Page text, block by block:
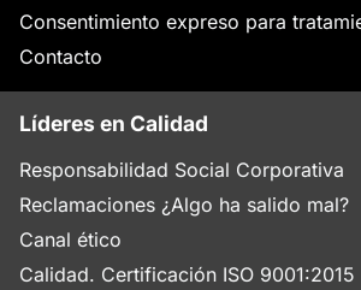
Consentimiento expreso para
Contacto
Líderes en Calidad
Responsabilidad Social Corporativa
Reclamaciones ¿Algo ha salido mal?
Canal ético
Calidad. Certificación ISO 9001:2015